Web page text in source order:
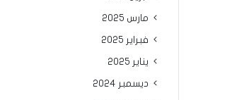
مارس 2025
فبراير 2025
يناير 2025
ديسمبر 2024